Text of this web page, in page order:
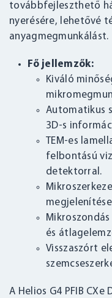
továbbfejleszthető
nyerésére, lehetővé
anyagmegmunkálást.
Fő jellemzők:
Kiváló
Automatikus
3D-s
TEM-es
felbontású
detektorral.
és
Visszaszórt
A Helios G4 PFIB